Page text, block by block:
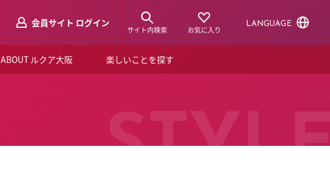
会員サイト ログイン
サイト内検索 お気に入り
LANGUAGE
ABOUT ルクア大阪 楽しいことを探す
ショップニュース
ルクアスタイル